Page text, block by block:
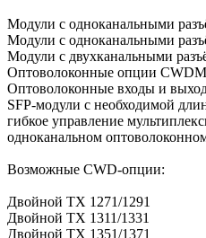
Модули с одноканальными
Модули с одноканальными
Модули с двухканальными
Оптоволоконные опции CWDM
Оптоволоконные входы и
SFP-модули с необходимой
гибкое управление
одноканальном
Возможные CWD-опции:
Двойной TX 1271/1291
Двойной TX 1311/1331
Двойной TX 1351/1371